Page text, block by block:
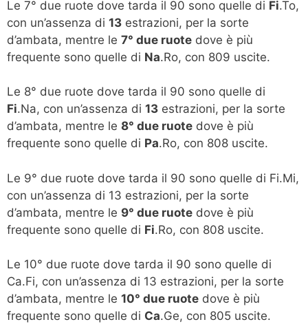
Le 7° due ruote dove tarda il 90 sono quelle di Fi.To,
con un’assenza di 13 estrazioni, per la sorte
d’ambata, mentre le 7° due ruote dove è più
frequente sono quelle di Na.Ro, con 809 uscite.
Le 8° due ruote dove tarda il 90 sono quelle di
Fi.Na, con un’assenza di 13 estrazioni, per la sorte
d’ambata, mentre le 8° due ruote dove è più
frequente sono quelle di Pa.Ro, con 808 uscite.
Le 9° due ruote dove tarda il 90 sono quelle di Fi.Mi,
con un’assenza di 13 estrazioni, per la sorte
d’ambata, mentre le 9° due ruote dove è più
frequente sono quelle di Fi.Ro, con 808 uscite.
Le 10° due ruote dove tarda il 90 sono quelle di
Ca.Fi, con un’assenza di 13 estrazioni, per la sorte
d’ambata, mentre le 10° due ruote dove è più
frequente sono quelle di Ca.Ge, con 805 uscite.